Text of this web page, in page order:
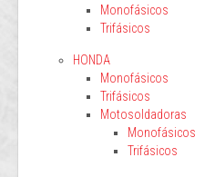
Monofásicos
Trifásicos
HONDA
Monofásicos
Trifásicos
Motosoldadoras
Monofásicos
Trifásicos